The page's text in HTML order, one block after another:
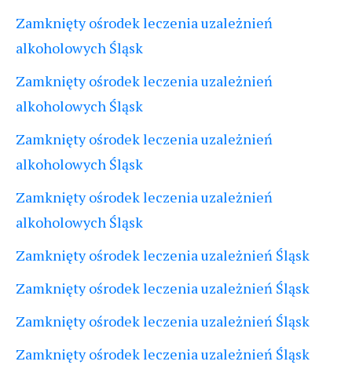
Zamknięty ośrodek leczenia uzależnień
alkoholowych Śląsk
Zamknięty ośrodek leczenia uzależnień
alkoholowych Śląsk
Zamknięty ośrodek leczenia uzależnień
alkoholowych Śląsk
Zamknięty ośrodek leczenia uzależnień
alkoholowych Śląsk
Zamknięty ośrodek leczenia uzależnień Śląsk
Zamknięty ośrodek leczenia uzależnień Śląsk
Zamknięty ośrodek leczenia uzależnień Śląsk
Zamknięty ośrodek leczenia uzależnień Śląsk